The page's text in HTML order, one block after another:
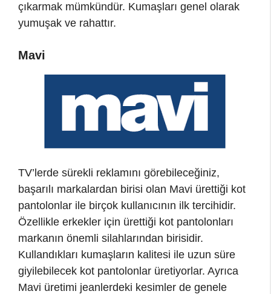
çıkarmak mümkündür. Kumaşları genel olarak
yumuşak ve rahattır.
Mavi
TV’lerde sürekli reklamını görebileceğiniz,
başarılı markalardan birisi olan Mavi ürettiği kot
pantolonlar ile birçok kullanıcının ilk tercihidir.
Özellikle erkekler için ürettiği kot pantolonları
markanın önemli silahlarından birisidir.
Kullandıkları kumaşların kalitesi ile uzun süre
giyilebilecek kot pantolonlar üretiyorlar. Ayrıca
Mavi üretimi jeanlerdeki kesimler de genele